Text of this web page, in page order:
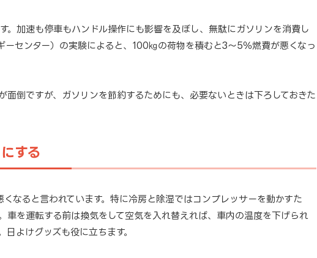
。加速も停車もハンドル操作にも影響を及ぼし、無駄にガソリンを消費し
ーセンター）の実験によると、100㎏の荷物を積むと3～5％燃費が悪くなっ
面倒ですが、ガソリンを節約するためにも、必要ないときは下ろしておきた
する
なると言われています。特に冷房と除湿ではコンプレッサーを動かすた
車を運転する前は換気をして空気を入れ替えれば、車内の温度を下げられ
よけグッズも役に立ちます。